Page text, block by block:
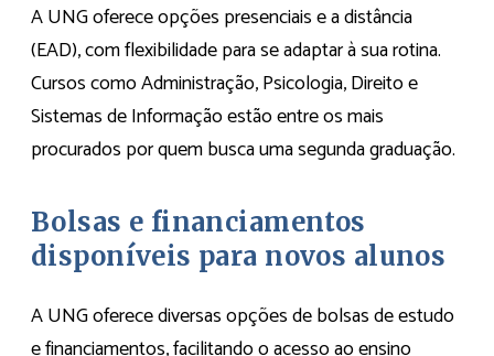
A UNG oferece opções presenciais e a distância
(EAD), com flexibilidade para se adaptar à sua rotina.
Cursos como Administração, Psicologia, Direito e
Sistemas de Informação estão entre os mais
procurados por quem busca uma segunda graduação.
Bolsas e financiamentos
disponíveis para novos alunos
A UNG oferece diversas opções de bolsas de estudo
e financiamentos, facilitando o acesso ao ensino